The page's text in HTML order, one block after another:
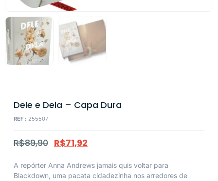
Dele e Dela – Capa Dura
REF : 255507
R$89,90 R$71,92
A repórter Anna Andrews jamais quis voltar para
Blackdown, uma pacata cidadezinha nos arredores de